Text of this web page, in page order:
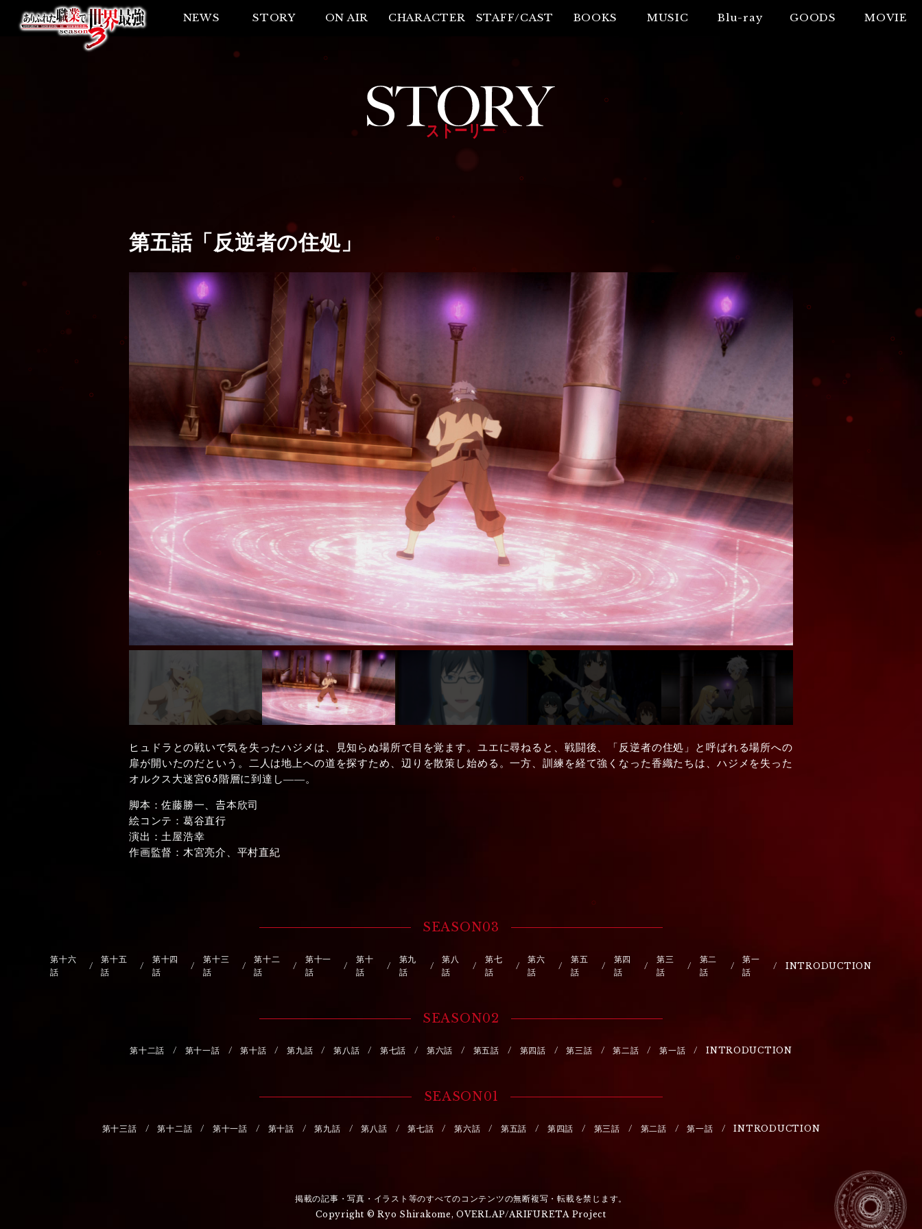
NEWS STORY ON AIR CHARACTER STAFF/CAST BOOKS MUSIC Blu-ray GOODS MOVIE
ストーリー
第五話「反逆者の住処」
ヒュドラとの戦いで気を失ったハジメは、見知らぬ場所で目を覚ます。ユエに尋ねると、戦闘後、「反逆者の住処」と呼ばれる場所への
扉が開いたのだという。二人は地上への道を探すため、辺りを散策し始める。一方、訓練を経て強くなった香織たちは、ハジメを失った
オルクス大迷宮65階層に到達し――。
脚本：佐藤勝一、𠮷本欣司
絵コンテ：葛谷直行
演出：土屋浩幸
作画監督：木宮亮介、平村直紀
SEASON03
第十六
話
第十五
話
第十四
話
第十三
話
第十二
話
第十一
話
第十
話
第九
話
第八
話
第七
話
第六
話
第五
話
第四
話
第三
話
第二
話
第一
話
INTRODUCTION
SEASON02
第十二話 第十一話 第十話 第九話 第八話 第七話 第六話 第五話 第四話 第三話 第二話 第一話 INTRODUCTION
SEASON01
第十三話 第十二話 第十一話 第十話 第九話 第八話 第七話 第六話 第五話 第四話 第三話 第二話 第一話 INTRODUCTION
掲載の記事・写真・イラスト等のすべてのコンテンツの無断複写・転載を禁じます。
Copyright © Ryo Shirakome, OVERLAP/ARIFURETA Project